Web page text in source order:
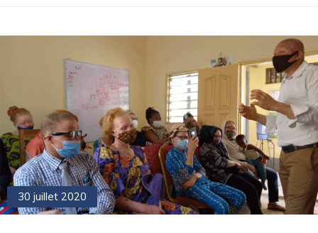
30 juillet 2020